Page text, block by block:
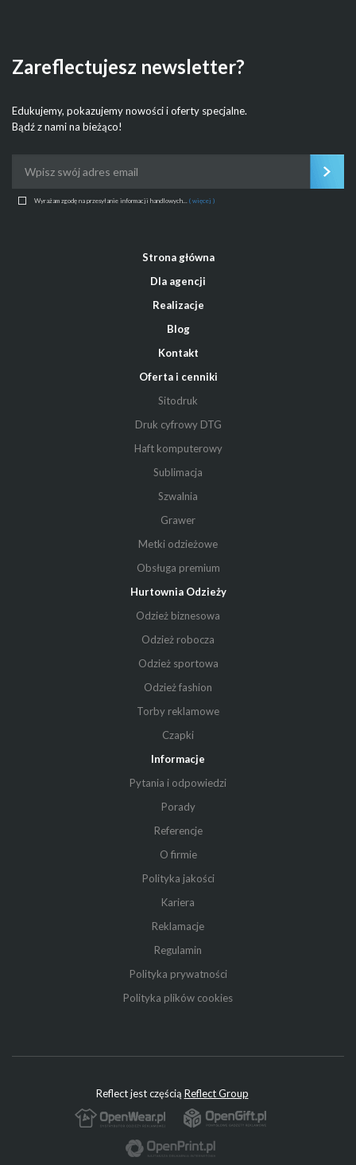
Zareflectujesz newsletter?
Edukujemy, pokazujemy nowości i oferty specjalne.
Bądź z nami na bieżąco!
Wyrażam zgodę na przesyłanie informacji handlowych... ( więcej )
Strona główna
Dla agencji
Realizacje
Blog
Kontakt
Oferta i cenniki
Sitodruk
Druk cyfrowy DTG
Haft komputerowy
Sublimacja
Szwalnia
Grawer
Metki odzieżowe
Obsługa premium
Hurtownia Odzieży
Odzież biznesowa
Odzież robocza
Odzież sportowa
Odzież fashion
Torby reklamowe
Czapki
Informacje
Pytania i odpowiedzi
Porady
Referencje
O firmie
Polityka jakości
Kariera
Reklamacje
Regulamin
Polityka prywatności
Polityka plików cookies
Reflect jest częścią Reflect Group